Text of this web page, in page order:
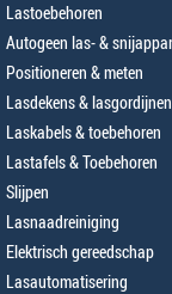
Lastoebehoren
Autogeen las- &
Positioneren & meten
Lasdekens & lasgordijnen
Laskabels & toebehoren
Lastafels & Toebehoren
Slijpen
Lasnaadreiniging
Elektrisch gereedschap
Lasautomatisering